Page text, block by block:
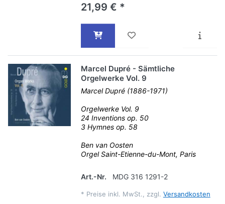
21,99 € *
Marcel Dupré - Sämtliche
Orgelwerke Vol. 9
Marcel Dupré (1886-1971)
Orgelwerke Vol. 9
24 Inventions op. 50
3 Hymnes op. 58
Ben van Oosten
Orgel Saint-Etienne-du-Mont, Paris
Art.-Nr. MDG 316 1291-2
* Preise inkl. MwSt., zzgl. Versandkosten